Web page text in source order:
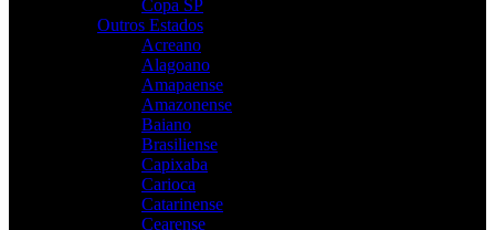
Copa SP
Outros Estados
Acreano
Alagoano
Amapaense
Amazonense
Baiano
Brasiliense
Capixaba
Carioca
Catarinense
Cearense